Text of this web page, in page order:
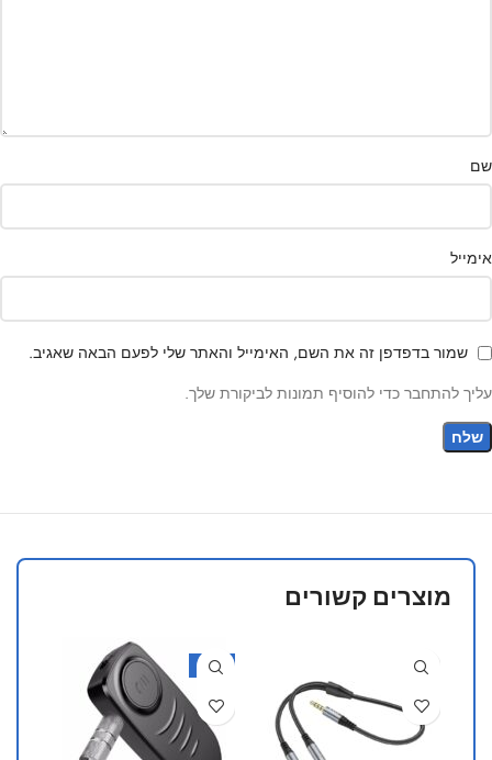
שם
אימייל
שמור בדפדפן זה את השם, האימייל והאתר שלי לפעם הבאה שאגיב.
עליך להתחבר כדי להוסיף תמונות לביקורת שלך.
מוצרים קשורים
-31%